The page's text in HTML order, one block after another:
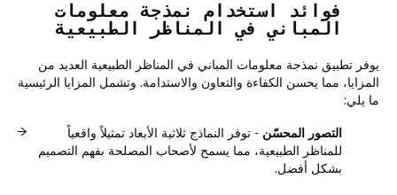
فوائد استخدام نمذجة معلومات
المباني في المناظر الطبيعية
يوفر تطبيق نمذجة معلومات المباني في المناظر الطبيعية العديد من
المزايا، مما يحسن الكفاءة والتعاون والاستدامة. وتشمل المزايا الرئيسية
ما يلي:
التصور المحسّن - توفر النماذج ثلاثية الأبعاد تمثيلاً واقعياً
للمناظر الطبيعية، مما يسمح لأصحاب المصلحة بفهم التصميم
بشكل أفضل.